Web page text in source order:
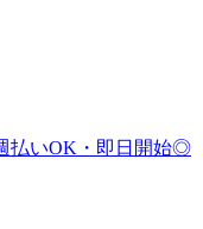
払いOK・即日開始◎